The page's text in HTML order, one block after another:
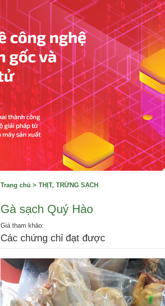
Trang chủ > THỊT, TRỨNG SẠCH
Gà sạch Quý Hào
Giá tham khảo:
Các chứng chỉ đạt được